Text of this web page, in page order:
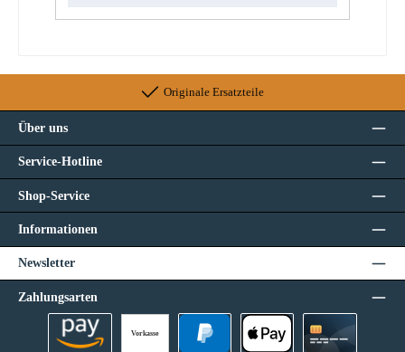
Originale Ersatzteile
Über uns
Service-Hotline
Shop-Service
Informationen
Newsletter
Zahlungsarten
Vorkasse